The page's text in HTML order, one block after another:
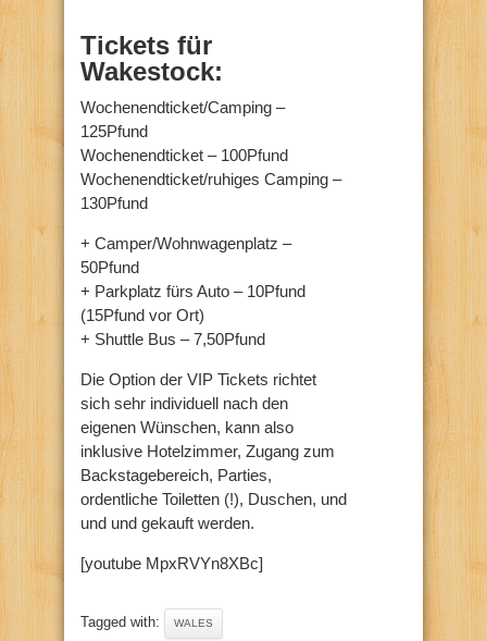
Tickets für
Wakestock:
Wochenendticket/Camping –
125Pfund
Wochenendticket – 100Pfund
Wochenendticket/ruhiges Camping –
130Pfund
+ Camper/Wohnwagenplatz –
50Pfund
+ Parkplatz fürs Auto – 10Pfund
(15Pfund vor Ort)
+ Shuttle Bus – 7,50Pfund
Die Option der VIP Tickets richtet
sich sehr individuell nach den
eigenen Wünschen, kann also
inklusive Hotelzimmer, Zugang zum
Backstagebereich, Parties,
ordentliche Toiletten (!), Duschen, und
und und gekauft werden.
[youtube MpxRVYn8XBc]
Tagged with: WALES